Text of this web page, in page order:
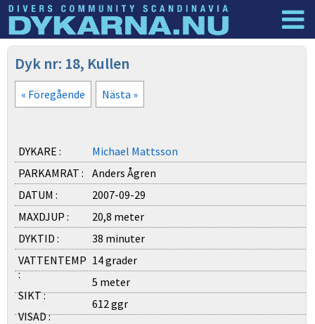
Dyknyheter
Dyk nr: 18, Kullen
« Föregående Nästa »
DYKARE :
Michael Mattsson
PARKAMRAT :
Anders Ågren
DATUM :
2007-09-29
MAXDJUP :
20,8 meter
DYKTID :
38 minuter
VATTENTEMP
:
14 grader
SIKT :
5 meter
VISAD :
612 ggr